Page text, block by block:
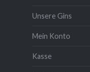
Unsere Gins
Mein Konto
Kasse